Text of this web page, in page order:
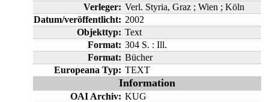
Verleger: Verl. Styria, Graz ; Wien ; Köln
Datum/veröffentlicht: 2002
Objekttyp: Text
Format: 304 S. : Ill.
Format: Bücher
Europeana Typ: TEXT
Information
OAI Archiv: KUG